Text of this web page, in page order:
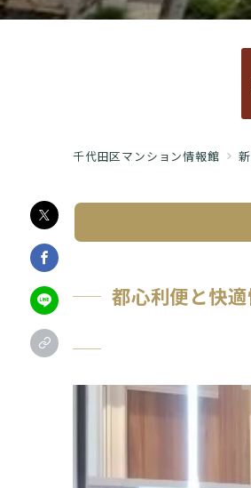
千代田区マンション情報館
都心利便と快